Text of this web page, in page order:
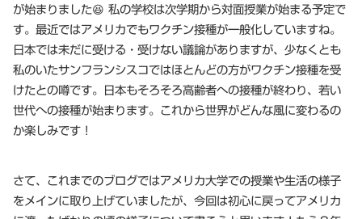
が始まりました😆 私の学校は次学期から対面授業が始まる予定で
す。最近ではアメリカでもワクチン接種が一般化していますね。
日本では未だに受ける・受けない議論がありますが、少なくとも
私のいたサンフランシスコではほとんどの方がワクチン接種を受
けたとの噂です。日本もそろそろ高齢者への接種が終わり、若い
世代への接種が始まります。これから世界がどんな風に変わるの
か楽しみです！
さて、これまでのブログではアメリカ大学での授業や生活の様子
をメインに取り上げていましたが、今回は初心に戻ってアメリカ